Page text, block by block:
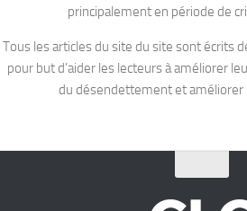
principalement en période de
Tous les articles du site du site sont écrits
pour but d’aider les lecteurs à améliorer
du désendettement et améliorer